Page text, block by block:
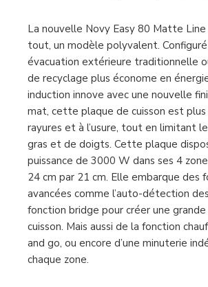
La nouvelle Novy Easy 80 Matte
tout, un modèle polyvalent.
évacuation extérieure traditionnelle
de recyclage plus économe en
induction innove avec une nouvelle
mat, cette plaque de cuisson est
rayures et à l’usure, tout en limitant
gras et de doigts. Cette plaque
puissance de 3000 W dans ses 4
24 cm par 21 cm. Elle embarque des
avancées comme l’auto-détection
fonction bridge pour créer une
cuisson. Mais aussi de la fonction
and go, ou encore d’une minuterie
chaque zone.